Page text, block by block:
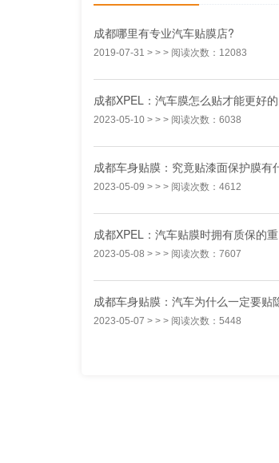
成都哪里有专业汽车贴膜店?
2019-07-31 > > > 阅读次数：12083
2023-05-10 > > > 阅读次数：6038
2023-05-09 > > > 阅读次数：4612
2023-05-08 > > > 阅读次数：7607
2023-05-07 > > > 阅读次数：5448